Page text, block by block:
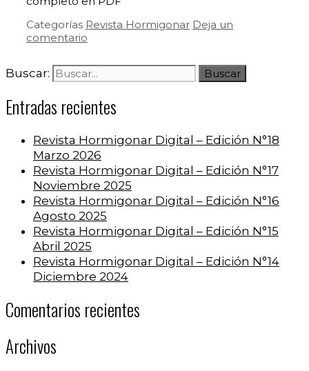
Categorías Revista Hormigonar Deja un
comentario
Buscar:
Entradas recientes
Revista Hormigonar Digital – Edición N°18
Marzo 2026
Revista Hormigonar Digital – Edición N°17
Noviembre 2025
Revista Hormigonar Digital – Edición N°16
Agosto 2025
Revista Hormigonar Digital – Edición N°15
Abril 2025
Revista Hormigonar Digital – Edición N°14
Diciembre 2024
Comentarios recientes
Archivos